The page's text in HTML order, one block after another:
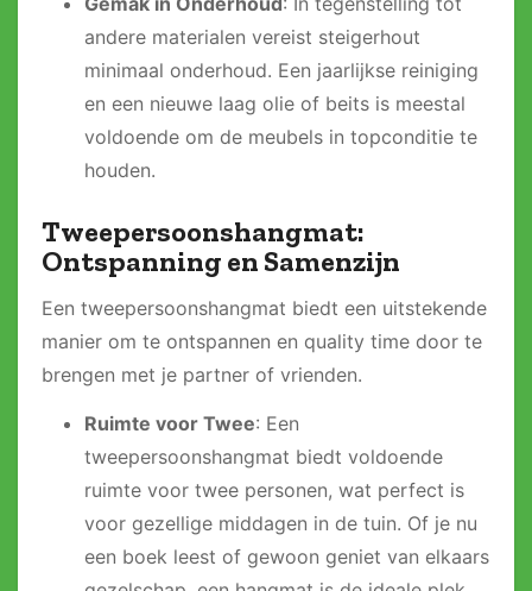
andere materialen vereist steigerhout
minimaal onderhoud. Een jaarlijkse reiniging
en een nieuwe laag olie of beits is meestal
voldoende om de meubels in topconditie te
houden.
Tweepersoonshangmat:
Ontspanning en Samenzijn
Een tweepersoonshangmat biedt een uitstekende
manier om te ontspannen en quality time door te
brengen met je partner of vrienden.
Ruimte voor Twee: Een
tweepersoonshangmat biedt voldoende
ruimte voor twee personen, wat perfect is
voor gezellige middagen in de tuin. Of je nu
een boek leest of gewoon geniet van elkaars